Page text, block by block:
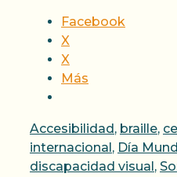
Facebook
X
X
Más
Categorías
Accesibilidad , braille,
internacional , Día
discapacidad visual ,